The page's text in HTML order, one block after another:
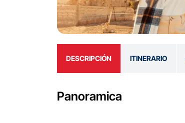
DESCRIPCIÓN ITINERARIO
Panoramica